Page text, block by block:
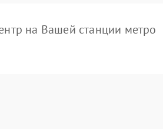
на Вашей станции метро